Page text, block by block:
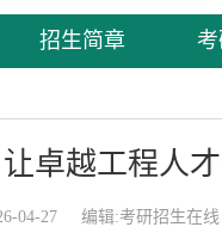
招生简章
卓越工程人
04-27 编辑:考研招生在线